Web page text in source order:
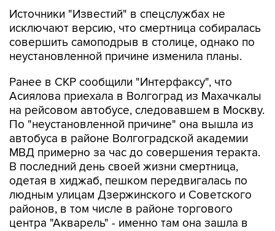
Источники "Известий" в спецслужбах не
исключают версию, что смертница собиралась
совершить самоподрыв в столице, однако по
неустановленной причине изменила планы.
Ранее в СКР сообщили "Интерфаксу", что
Асиялова приехала в Волгоград из Махачкалы
на рейсовом автобусе, следовавшем в Москву.
По "неустановленной причине" она вышла из
автобуса в районе Волгоградской академии
МВД примерно за час до совершения теракта.
В последний день своей жизни смертница,
одетая в хиджаб, пешком передвигалась по
людным улицам Дзержинского и Советского
районов, в том числе в районе торгового
центра "Акварель" - именно там она зашла в